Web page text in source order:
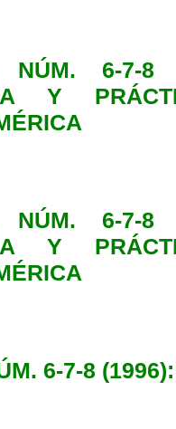
6-7-8
Y
6-7-8
Y
6-7-8